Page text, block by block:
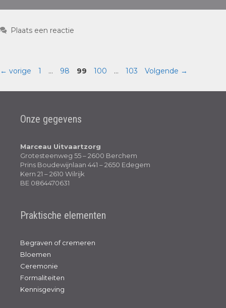
Plaats een reactie
← vorige 1 … 98 99 100 … 103 Volgende →
Onze gegevens
Marceau Uitvaartzorg
Grotesteenweg 55 – 2600 Berchem
Prins Boudewijnlaan 441 – 2650 Edegem
Kern 21 – 2610 Wilrijk
BE 0864470631
Praktische elementen
Begraven of cremeren
Bloemen
Ceremonie
Formaliteiten
Kennisgeving